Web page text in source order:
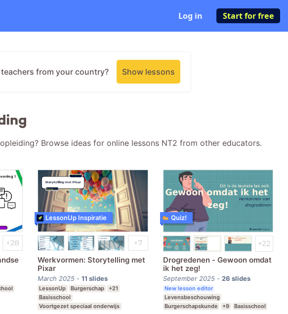
Log in Start for free
from your country? Show lessons
Browse ideas for online lessons NT2 from other educators.
Werkvormen: Storytelling met
Pixar
March 2025 - 11 slides
LessonUp Burgerschap
+21
Basisschool
Voortgezet speciaal onderwijs
LessonUp Inspiratie
Drogredenen - Gewoon omdat
ik het zeg!
September 2025- 26 slides
New lesson editor
Levensbeschouwing
Burgerschapskunde
+9
Basisschool
Quiz!